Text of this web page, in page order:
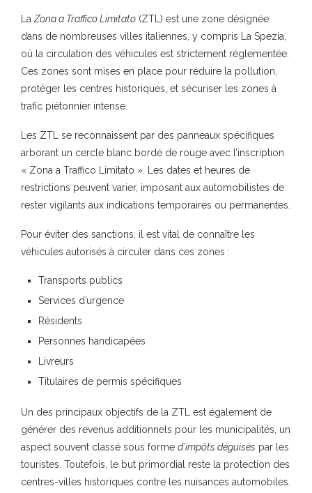
La Zona a Traffico Limitato (ZTL) est une zone désignée
dans de nombreuses villes italiennes, y compris La Spezia,
où la circulation des véhicules est strictement réglementée.
Ces zones sont mises en place pour réduire la pollution,
protéger les centres historiques, et sécuriser les zones à
trafic piétonnier intense.
Les ZTL se reconnaissent par des panneaux spécifiques
arborant un cercle blanc bordé de rouge avec l’inscription
« Zona a Traffico Limitato ». Les dates et heures de
restrictions peuvent varier, imposant aux automobilistes de
rester vigilants aux indications temporaires ou permanentes.
Pour éviter des sanctions, il est vital de connaître les
véhicules autorisés à circuler dans ces zones :
Transports publics
Services d’urgence
Résidents
Personnes handicapées
Livreurs
Titulaires de permis spécifiques
Un des principaux objectifs de la ZTL est également de
générer des revenus additionnels pour les municipalités, un
aspect souvent classé sous forme d’impôts déguisés par les
touristes. Toutefois, le but primordial reste la protection des
centres-villes historiques contre les nuisances automobiles.